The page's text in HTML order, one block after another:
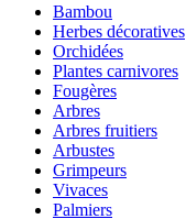
Bambou
Herbes décoratives
Orchidées
Plantes carnivores
Fougères
Arbres
Arbres fruitiers
Arbustes
Grimpeurs
Vivaces
Palmiers